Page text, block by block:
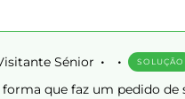
Sénior SOLUÇÃO
que faz um pedido